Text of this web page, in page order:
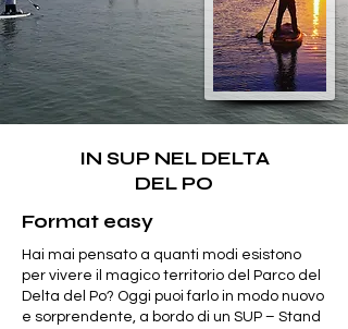
IN SUP NEL DELTA
DEL PO
Format easy
Hai mai pensato a quanti modi esistono
per vivere il magico territorio del Parco del
Delta del Po? Oggi puoi farlo in modo nuovo
e sorprendente, a bordo di un SUP – Stand